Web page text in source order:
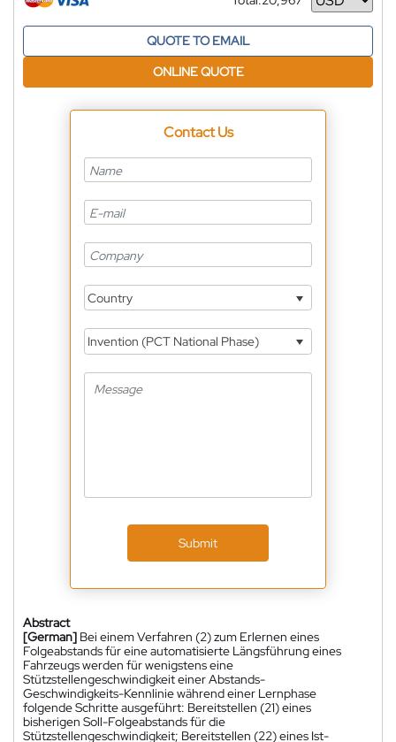
Currency
QUOTE TO EMAIL
ONLINE QUOTE
Contact Us
Country
Invention (PCT National Phase)
Submit
Abstract
[German] Bei einem Verfahren (2) zum Erlernen eines
Folgeabstands für eine automatisierte Längsführung eines
Fahrzeugs werden für wenigstens eine
Stützstellengeschwindigkeit einer Abstands-
Geschwindigkeits-Kennlinie während einer Lernphase
folgende Schritte ausgeführt: Bereitstellen (21) eines
bisherigen Soll-Folgeabstands für die
Stützstellengeschwindigkeit; Bereitstellen (22) eines Ist-